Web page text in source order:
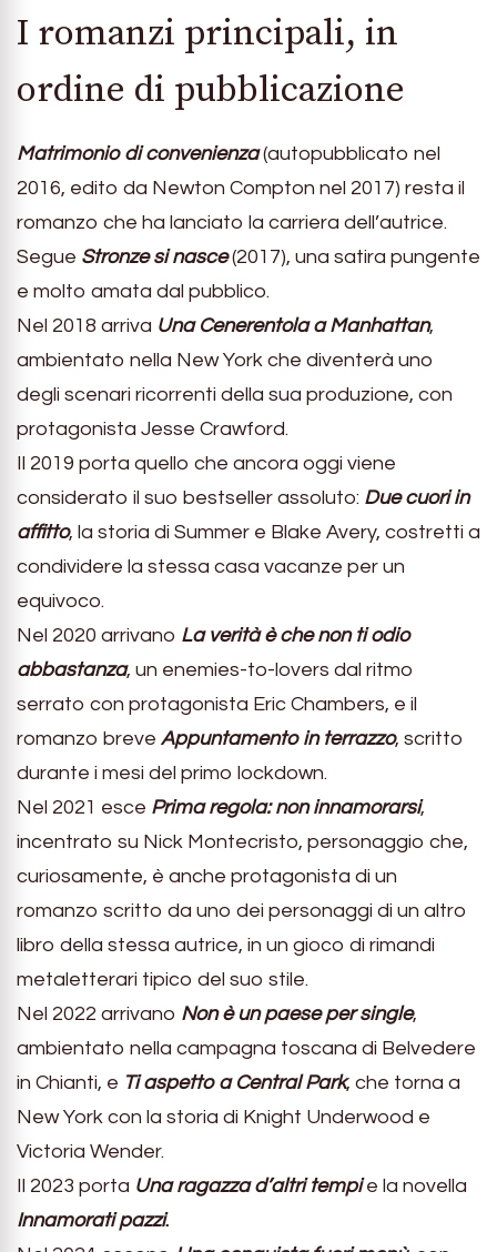
I romanzi principali, in
ordine di pubblicazione
Matrimonio di convenienza (autopubblicato nel
2016, edito da Newton Compton nel 2017) resta il
romanzo che ha lanciato la carriera dell’autrice.
Segue Stronze si nasce(2017), una satira pungente
e molto amata dal pubblico.
Nel 2018 arriva Una Cenerentola a Manhattan,
ambientato nella New York che diventerà uno
degli scenari ricorrenti della sua produzione, con
protagonista Jesse Crawford.
Il 2019 porta quello che ancora oggi viene
considerato il suo bestseller assoluto: Due cuori in
affitto, la storia di Summer e Blake Avery, costretti a
condividere la stessa casa vacanze per un
equivoco.
Nel 2020 arrivano La verità è che non ti odio
abbastanza, un enemies-to-lovers dal ritmo
serrato con protagonista Eric Chambers, e il
romanzo breve Appuntamento in terrazzo, scritto
durante i mesi del primo lockdown.
Nel 2021 esce Prima regola: non innamorarsi,
incentrato su Nick Montecristo, personaggio che,
curiosamente, è anche protagonista di un
romanzo scritto da uno dei personaggi di un altro
libro della stessa autrice, in un gioco di rimandi
metaletterari tipico del suo stile.
Nel 2022 arrivano Non è un paese per single,
ambientato nella campagna toscana di Belvedere
in Chianti, e Ti aspetto a Central Park, che torna a
New York con la storia di Knight Underwood e
Victoria Wender.
Il 2023 porta Una ragazza d’altri tempi e la novella
Innamorati pazzi.